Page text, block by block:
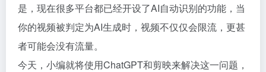
是，现在很多平台都已经开设了AI自动识别的功能，当
你的视频被判定为AI生成时，视频不仅仅会限流，更甚
者可能会没有流量。
今天，小编就将使用ChatGPT和剪映来解决这一问题，